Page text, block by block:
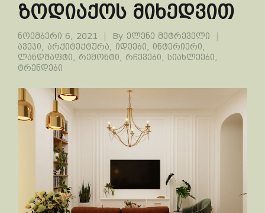
ზოდიაქოს მიხედვით
ნოემბერი 6, 2021 By ელენე მეტრეველი
ავეჯი
არქიტექტურა იდეები ინტერიერი
ლანდშაფტი
რემონტი რჩევები სიახლეები
ტრენდები